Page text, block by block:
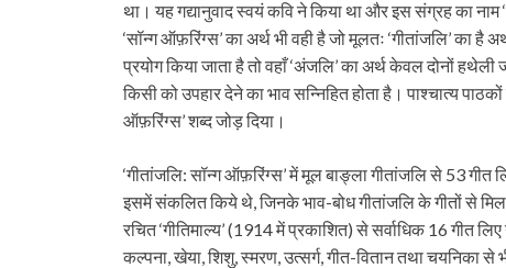
था। यह गद्यानुवाद स्वयं कवि ने किया था और इस संग्रह का नाम
‘सॉन्ग ऑफ़रिंग्स’ का अर्थ भी वही है जो मूलतः ‘गीतांजलि’ का है
प्रयोग किया जाता है तो वहाँ ‘अंजलि’ का अर्थ केवल दोनों
किसी को उपहार देने का भाव सन्निहित होता है। पाश्चात्य
ऑफ़रिंग्स’ शब्द जोड़ दिया।
‘गीतांजलि: सॉन्ग ऑफ़रिंग्स’ में मूल बाङ्ला गीतांजलि से 53
इसमें संकलित किये थे, जिनके भाव-बोध गीतांजलि के गीतों से
रचित ‘गीतिमाल्य’ (1914 में प्रकाशित) से सर्वाधिक 16 गीत
कल्पना, खेया, शिशु, स्मरण, उत्सर्ग, गीत-वितान तथा चयनिका